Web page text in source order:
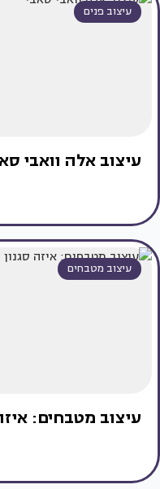
עיצוב פנים
עיצוב אלה וואבי
עיצוב מטבחים
עיצוב מטבחים: